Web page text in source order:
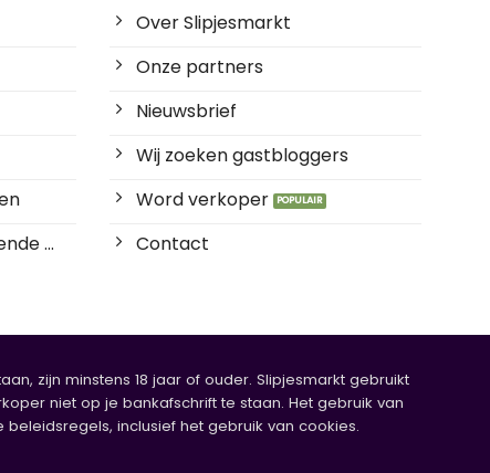
...
Over Slipjesmarkt
Onze partners
Nieuwsbrief
Wij zoeken gastbloggers
Word verkoper
Contact
zijn minstens 18 jaar of ouder. Slipjesmarkt gebruikt
niet op je bankafschrift te staan. Het gebruik van
inclusief het gebruik van cookies.